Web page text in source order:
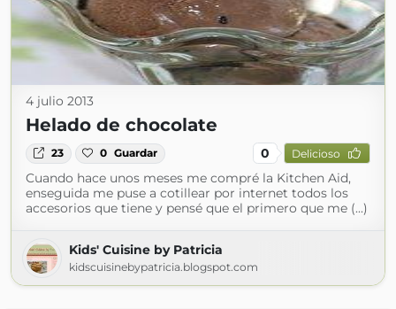
4 julio 2013
Helado de chocolate
23 0 Guardar 0 Delicioso
Cuando hace unos meses me compré la Kitchen Aid,
enseguida me puse a cotillear por internet todos los
accesorios que tiene y pensé que el primero que me (...)
Kids' Cuisine by Patricia
kidscuisinebypatricia.blogspot.com